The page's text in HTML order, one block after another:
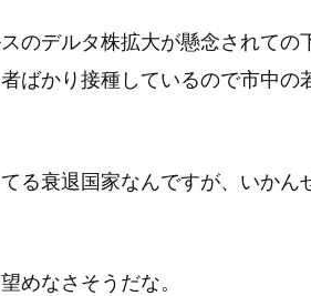
のデルタ株拡大が懸念されての
ばかり接種しているので市中の
る衰退国家なんですが、いかん
めなさそうだな。